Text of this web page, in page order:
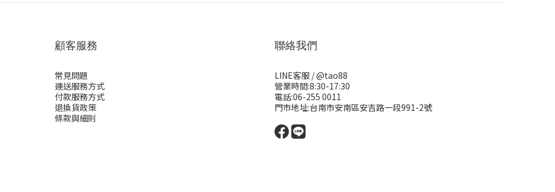
顧客服務
常見問題
運送服務方式
付款服務方式
退換貨政策
條款與細則
聯絡我們
LINE客服 /@tao88
營業時間:8:30-17:30
電話:06-255 0011
門市地址:台南市安南區安吉路一段991-2號